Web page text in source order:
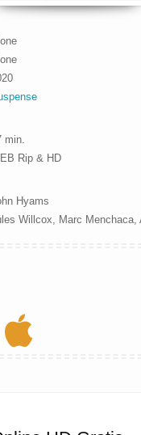
min.
Rip & HD
Hyams
Willcox, Marc Menchaca,